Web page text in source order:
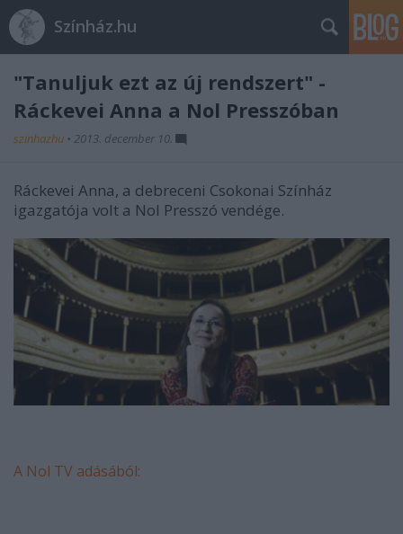
Színház.hu
"Tanuljuk ezt az új rendszert" -
Ráckevei Anna a Nol Presszóban
szinhazhu • 2013. december 10.
Ráckevei Anna, a debreceni Csokonai Színház
igazgatója volt a Nol Presszó vendége.
A Nol TV adásából: